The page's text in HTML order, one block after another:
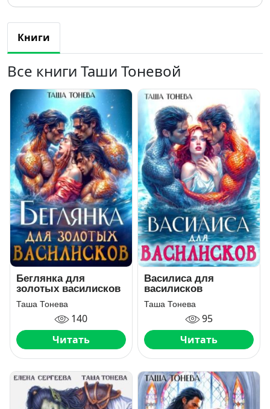
Книги
Все книги Таши Тоневой
Беглянка для
золотых василисков
Таша Тонева
140
Читать
Василиса для
василисков
Таша Тонева
95
Читать